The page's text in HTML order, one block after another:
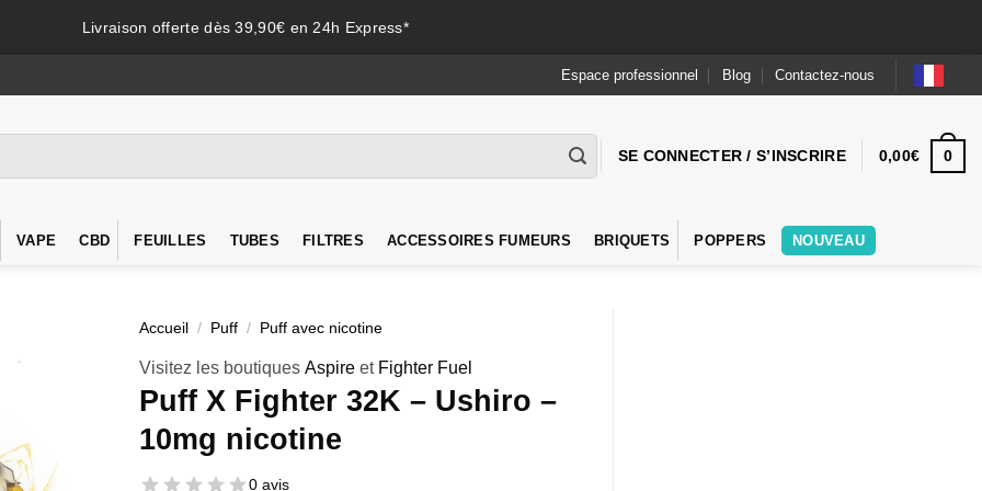
Livraison offerte dès 39,90€ en 24h Express*
Espace professionnel Blog Contactez-nous
SE CONNECTER / S’INSCRIRE 0,00€ 0
VAPE CBD FEUILLES TUBES FILTRES ACCESSOIRES FUMEURS BRIQUETS POPPERS NOUVEAU
Accueil / Puff / Puff avec nicotine
Visitez les boutiques Aspire et Fighter Fuel
Puff X Fighter 32K – Ushiro –
10mg nicotine
0 avis